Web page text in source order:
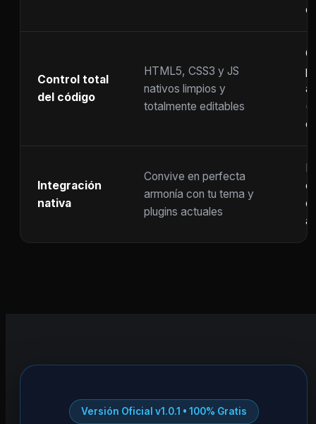
Control total
del código
HTML5, CSS3 y JS
nativos limpios y
totalmente editables
Integración
nativa
Convive en perfecta
armonía con tu tema y
plugins actuales
Versión Oficial v1.0.1 • 100% Gratis